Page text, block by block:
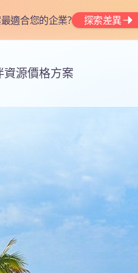
適合您的企業? 探索差異
資源價格方案